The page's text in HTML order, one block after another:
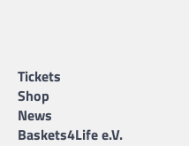
Tickets
Shop
News
Baskets4Life e.V.